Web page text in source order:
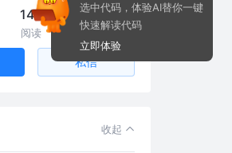
14k
阅读
43
粉丝
私信
收起
选中代码，体验AI替你一键
快速解读代码
立即体验